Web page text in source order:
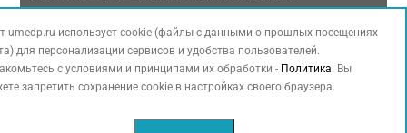
Связаться с нами
umedp.ru использует cookie (файлы с данными о прошлых посещениях
для персонализации сервисов и удобства пользователей.
с условиями и принципами их обработки - Политика. Вы
запретить сохранение cookie в настройках своего браузера.